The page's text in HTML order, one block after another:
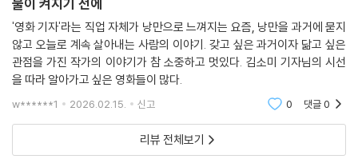
현대적 의미에서 극장은 자발적 멈춤의 세계가 될 수 있다. 이곳에 도착하
기를 희망하는 관객은 우리를 가차 없이 조급하게 만드는 세계 앞에서 안
식을 찾고 나아가 정체됨을 감내하려는 이들이다. 영화관은 이제 오락과
예술의 공간을 넘어 컨베이어벨트에서 내려오는 적극적 탈락을 위한 장소
다. 이 점이야말로 극장의 위기가 대두된 시기에 재조명되어야 할 극장의
색하고, 영화잡지에 실린 글을 읽고, 주위 사람들과 의견을 나누면서 영화
보기의 경험을 공통의 것으로 만들어간다. 영화는 그 어떤 예술보다 “자신
의 감상을 집단의 경험 속에 투영해보고 싶은 욕구”를 강하게 불러일으키
는 매체인 것이다.
영화기자가 되어 스크린과 객석 사이에 서서 영화를 해설하는 자리에 선
저자는 직접 관객과 마주하면서 영화라는 매개를 통해 형성되는 커뮤니티
의 가능성을 목도한다. 『우정 도둑』을 쓴 유지혜 작가와 함께한 영화 〈클레
불이 켜지기 전에
'영화 기자'라는 직업 자체가 낭만으로 느껴지는 요즘, 낭만을 과거에 묻지
않고 오늘로 계속 살아내는 사람의 이야기. 갖고 싶은 과거이자 닮고 싶은
관점을 가진 작가의 이야기가 참 소중하고 멋있다. 김소미 기자님의 시선
을 따라 알아가고 싶은 영화들이 많다.
w******1 2026.02.15. 신고 0 댓글0
리뷰 전체보기